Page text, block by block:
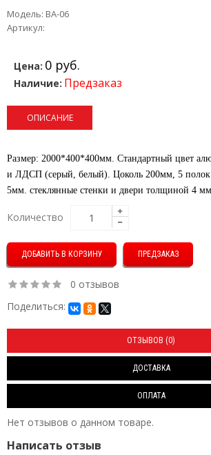
Модель: ВА-06
Артикул:
Цена: 0 руб.
Наличие: Предзаказ
ОПИСАНИЕ
Размер: 2000*400*400мм. Стандартный цвет
и ЛДСП (серый, белый). Цоколь 200мм, 5 полок
5мм. стеклянные стенки и двери толщиной 4
Количество
ПРЕДЗАКАЗ
0 отзывов
Поделиться:
ОТЗЫВОВ (0)
ДОСТАВКА
ОПЛАТА
Нет отзывов о данном товаре.
Написать отзыв